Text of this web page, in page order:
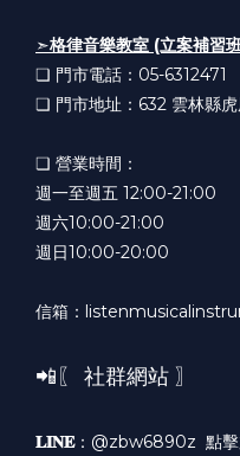
➣格律音樂教室 (立案補習
❏ 門市電話：05-6312471
❏ 門市地址：632 雲林縣
❏ 營業時間：
週一至週五 12:00-21:00
週六10:00-21:00
週日10:00-20:00
信箱：
📲〖 社群網站 〗
𝐋𝐈𝐍𝐄：@zbw6890z 點